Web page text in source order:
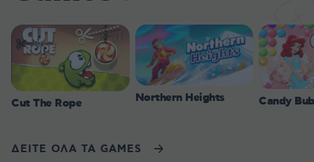
Cut The Rope Northern Heights Candy
ΔΕΙΤΕ ΟΛΑ ΤΑ GAMES